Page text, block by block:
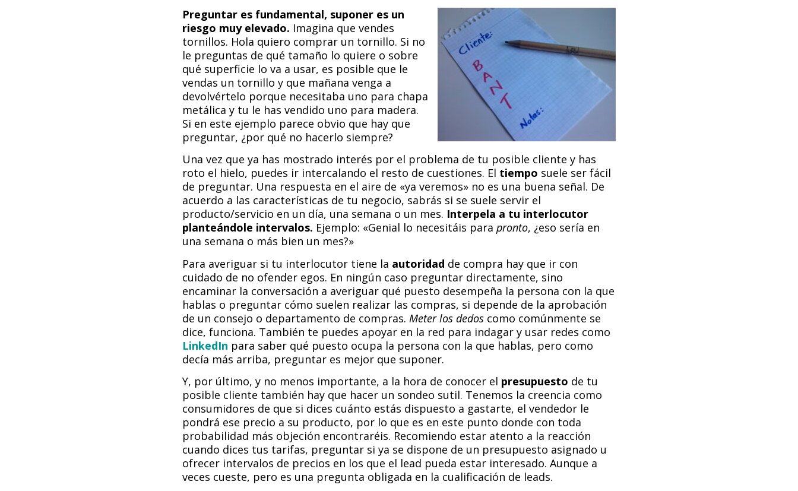
Preguntar es fundamental, suponer es un
riesgo muy elevado. Imagina que vendes
tornillos. Hola quiero comprar un tornillo. Si no
le preguntas de qué tamaño lo quiere o sobre
qué superficie lo va a usar, es posible que le
vendas un tornillo y que mañana venga a
devolvértelo porque necesitaba uno para chapa
metálica y tu le has vendido uno para madera.
Si en este ejemplo parece obvio que hay que
preguntar, ¿por qué no hacerlo siempre?
Una vez que ya has mostrado interés por el problema de tu posible cliente y has
roto el hielo, puedes ir intercalando el resto de cuestiones. El tiempo suele ser fácil
de preguntar. Una respuesta en el aire de «ya veremos» no es una buena señal. De
acuerdo a las características de tu negocio, sabrás si se suele servir el
producto/servicio en un día, una semana o un mes. Interpela a tu interlocutor
planteándole intervalos. Ejemplo: «Genial lo necesitáis para pronto, ¿eso sería en
una semana o más bien un mes?»
Para averiguar si tu interlocutor tiene la autoridad de compra hay que ir con
cuidado de no ofender egos. En ningún caso preguntar directamente, sino
encaminar la conversación a averiguar qué puesto desempeña la persona con la que
hablas o preguntar cómo suelen realizar las compras, si depende de la aprobación
de un consejo o departamento de compras. Meter los dedos como comúnmente se
dice, funciona. También te puedes apoyar en la red para indagar y usar redes como
LinkedIn para saber qué puesto ocupa la persona con la que hablas, pero como
decía más arriba, preguntar es mejor que suponer.
Y, por último, y no menos importante, a la hora de conocer el presupuesto de tu
posible cliente también hay que hacer un sondeo sutil. Tenemos la creencia como
consumidores de que si dices cuánto estás dispuesto a gastarte, el vendedor le
pondrá ese precio a su producto, por lo que es en este punto donde con toda
probabilidad más objeción encontraréis. Recomiendo estar atento a la reacción
cuando dices tus tarifas, preguntar si ya se dispone de un presupuesto asignado u
ofrecer intervalos de precios en los que el lead pueda estar interesado. Aunque a
veces cueste, pero es una pregunta obligada en la cualificación de leads.